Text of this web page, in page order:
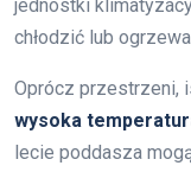
jednostki
chłodzić lub
Oprócz przestrzeni,
wysoka
lecie poddasza